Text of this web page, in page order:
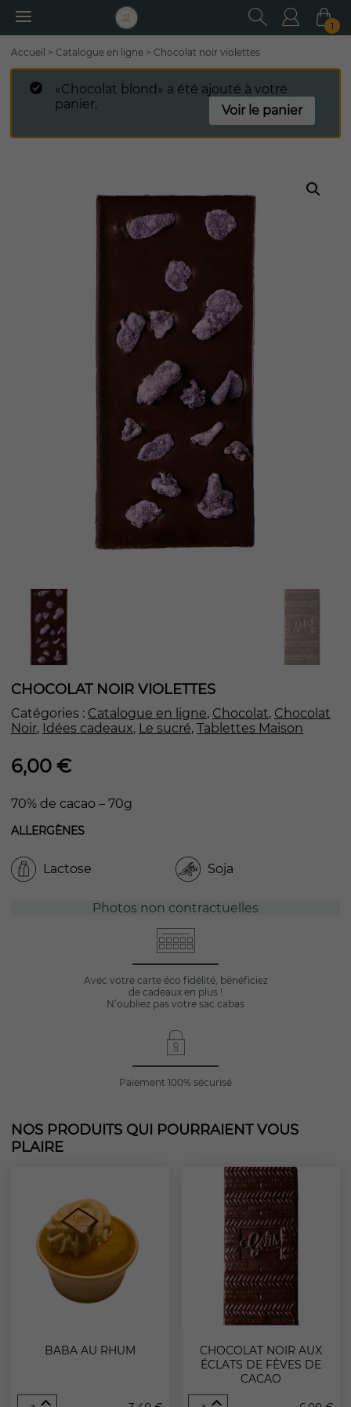
1
:
Accueil > Catalogue en ligne > Chocolat noir violettes
«Chocolat blond» a été ajouté à votre
panier.
Voir le panier
CHOCOLAT NOIR VIOLETTES
Catégories : Catalogue en ligne, Chocolat, Chocolat
Noir, Idées cadeaux, Le sucré, Tablettes Maison
6,00 €
70% de cacao – 70g
ALLERGÈNES
Lactose Soja
Photos non contractuelles
Avec votre carte éco fidélité, bénéficiez
de cadeaux en plus !
N’oubliez pas votre sac cabas
Paiement 100% sécurisé
NOS PRODUITS QUI POURRAIENT VOUS
PLAIRE
BABA AU RHUM
quantité
CHOCOLAT NOIR AUX
ÉCLATS DE FÈVES DE
CACAO
quantité